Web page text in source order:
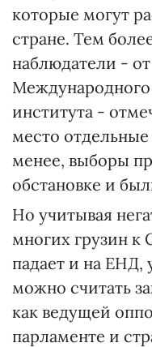
которые могут
стране. Тем
наблюдатели -
Международного
института -
место
менее, выборы
обстановке и
Но учитывая
многих грузин к
падает и на ЕНД,
можно считать
как ведущей
парламенте и